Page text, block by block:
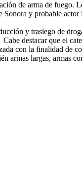
de arma de
y probable
y trasiego de
destacar que el
con la finalidad de
armas largas, armas